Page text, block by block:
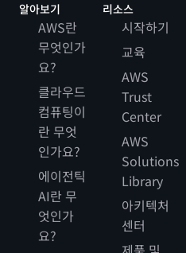
능한컨테이너를 실행하기 위
EC2에서 Amazon Elastic
ECS) 로 이전하기 시작할 계획
또한 AWS 환경을 개선하고 이
중 계정 전략을 발전시킬 계
고객으로 확장하고 있기 때문
것이 매우 중요합니다.”라고
93,000명의 신규 고객을 확보
장할 수 있다고 확신합니다.
입니다.”
알아보기
AWS란
무엇인가
요?
클라우드
컴퓨팅이
란 무엇
인가요?
에이전틱
AI란 무
엇인가
요?
리소스
시작하기
교육
AWS
Trust
Center
AWS
Solutions
Library
아키텍처
센터